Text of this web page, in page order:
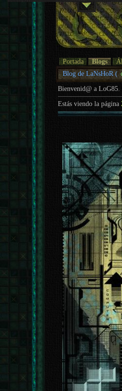
Portada Blogs
Blog de LaNsHoR (
Bienvenid@ a LoG85.
Estás viendo la página